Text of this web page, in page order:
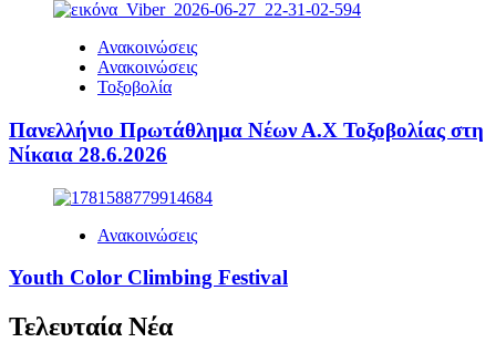
Ανακοινώσεις
Ανακοινώσεις
Τοξοβολία
Πανελλήνιο Πρωτάθλημα Νέων Α.Χ Τοξοβολίας στη
Νίκαια 28.6.2026
Ανακοινώσεις
Youth Color Climbing Festival
Τελευταία Νέα